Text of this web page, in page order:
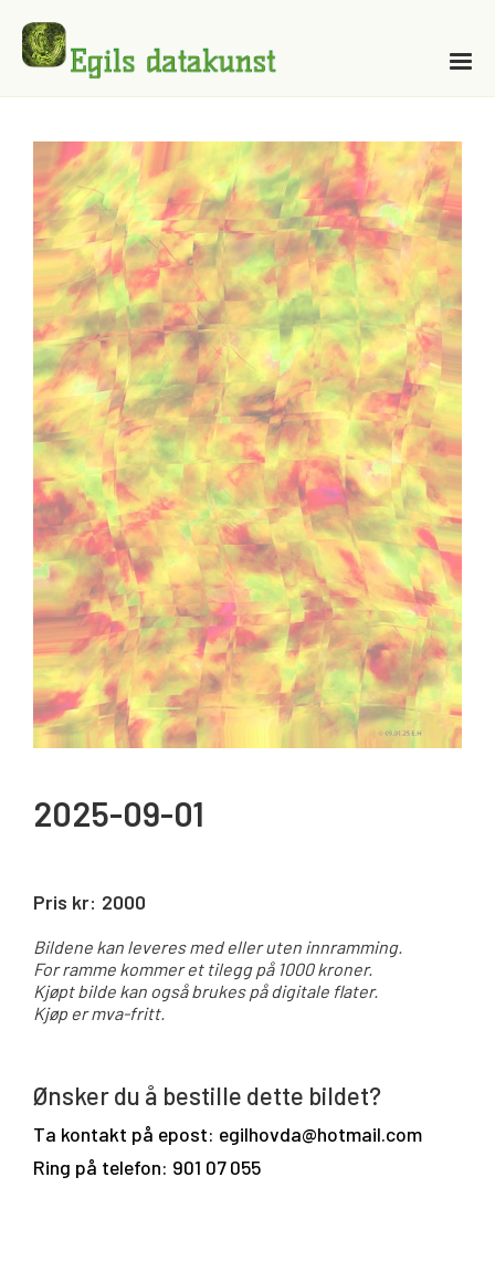
2025-09-01
Pris kr: 2000
Bildene kan leveres med eller uten innramming.
For ramme kommer et tilegg på 1000 kroner.
Kjøpt bilde kan også brukes på digitale flater.
Kjøp er mva-fritt.
Ønsker du å bestille dette bildet?
Ta kontakt på epost: egilhovda@hotmail.com
Ring på telefon: 901 07 055